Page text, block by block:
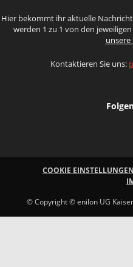
Hier bekommt ihr aktuelle
werden 1 zu 1 von den
unsere
Kontaktieren Sie uns:
COOKIE EINSTELLUNGEN
© Copyright © enilon UG